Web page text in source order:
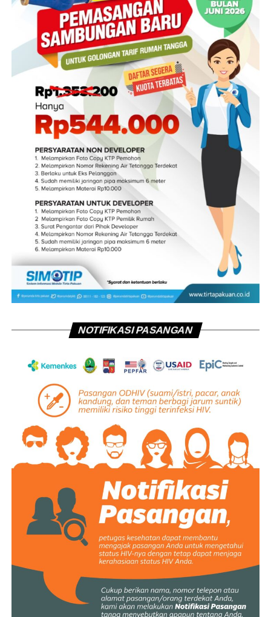
NOTIFIKASI PASANGAN